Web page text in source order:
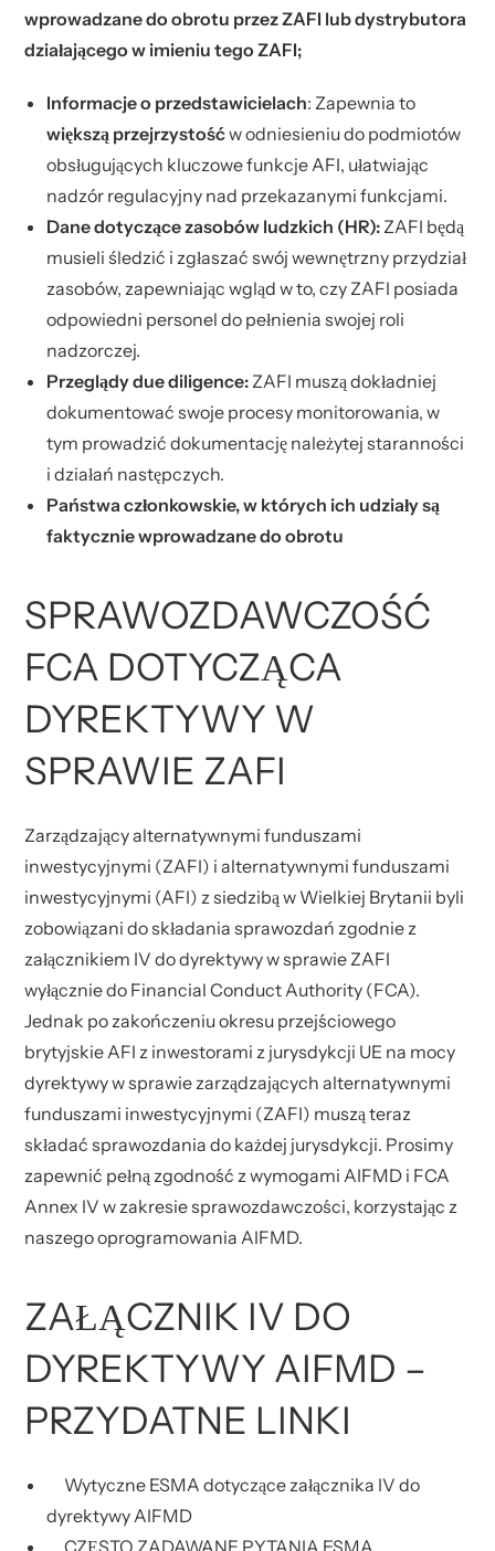
wprowadzane do obrotu przez ZAFI lub dystrybutora
działającego w imieniu tego ZAFI;
Informacje o przedstawicielach: Zapewnia to
większą przejrzystośćw odniesieniu do podmiotów
obsługujących kluczowe funkcje AFI, ułatwiając
nadzór regulacyjny nad przekazanymi funkcjami.
Dane dotyczące zasobów ludzkich (HR): ZAFI będą
musieli śledzić i zgłaszać swój wewnętrzny przydział
zasobów, zapewniając wgląd w to, czy ZAFI posiada
odpowiedni personel do pełnienia swojej roli
nadzorczej.
Przeglądy due diligence: ZAFI muszą dokładniej
dokumentować swoje procesy monitorowania, w
tym prowadzić dokumentację należytej staranności
i działań następczych.
Państwa członkowskie, w których ich udziały są
faktycznie wprowadzane do obrotu
SPRAWOZDAWCZOŚĆ
FCA DOTYCZĄCA
DYREKTYWY W
SPRAWIE ZAFI
Zarządzający alternatywnymi funduszami
inwestycyjnymi (ZAFI) i alternatywnymi funduszami
inwestycyjnymi (AFI) z siedzibą w Wielkiej Brytanii byli
zobowiązani do składania sprawozdań zgodnie z
załącznikiem IV do dyrektywy w sprawie ZAFI
wyłącznie do Financial Conduct Authority (FCA).
Jednak po zakończeniu okresu przejściowego
brytyjskie AFI z inwestorami z jurysdykcji UE na mocy
dyrektywy w sprawie zarządzających alternatywnymi
funduszami inwestycyjnymi (ZAFI) muszą teraz
składać sprawozdania do każdej jurysdykcji. Prosimy
zapewnić pełną zgodność z wymogami AIFMD i FCA
Annex IV w zakresie sprawozdawczości, korzystając z
naszego oprogramowania AIFMD.
ZAŁĄCZNIK IV DO
DYREKTYWY AIFMD –
PRZYDATNE LINKI
Wytyczne ESMA dotyczące załącznika IV do
dyrektywy AIFMD
CZĘSTO ZADAWANE PYTANIA ESMA